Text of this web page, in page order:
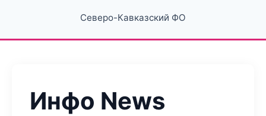
Северо-Кавказский ФО
Инфо News